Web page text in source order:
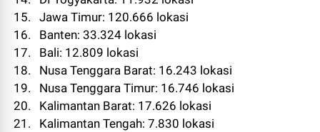
15. Jawa Timur: 120.666 lokasi
16. Banten: 33.324 lokasi
17. Bali: 12.809 lokasi
18. Nusa Tenggara Barat: 16.243 lokasi
19. Nusa Tenggara Timur: 16.746 lokasi
20. Kalimantan Barat: 17.626 lokasi
21. Kalimantan Tengah: 7.830 lokasi